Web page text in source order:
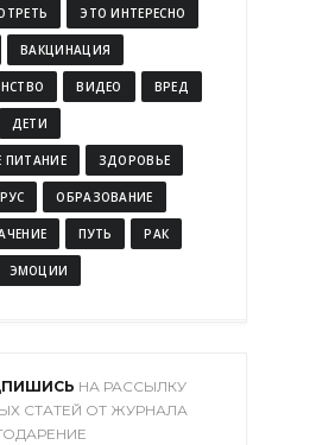
ЭТО ИНТЕРЕСНО
ВАКЦИНАЦИЯ
ВИДЕО ВРЕД
ДЕТИ
ПИТАНИЕ ЗДОРОВЬЕ
ОБРАЗОВАНИЕ
ПУТЬ РАК
ЭМОЦИИ
НА РАССЫЛКУ
СТАТЕЙ ОТ ЖУРНАЛА